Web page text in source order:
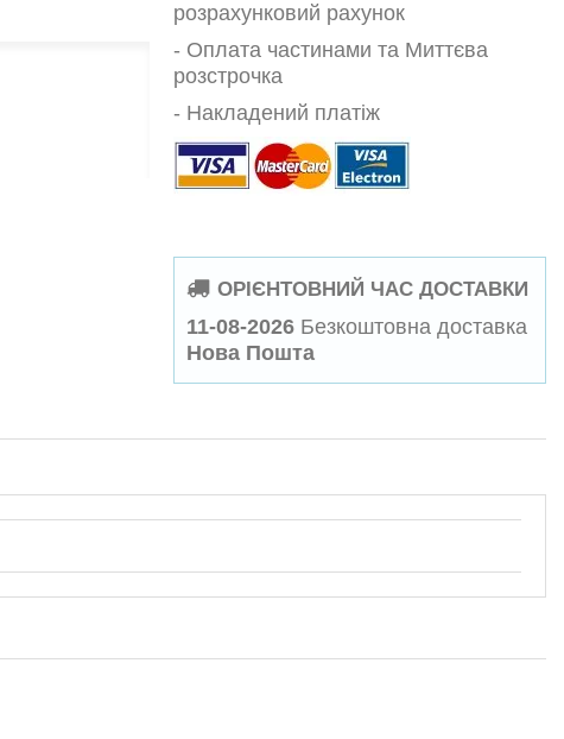
розрахунковий рахунок
- Оплата частинами та Миттєва
розстрочка
- Накладений платіж
ОРІЄНТОВНИЙ ЧАС ДОСТАВКИ
11-08-2026 Безкоштовна доставка
Нова Пошта